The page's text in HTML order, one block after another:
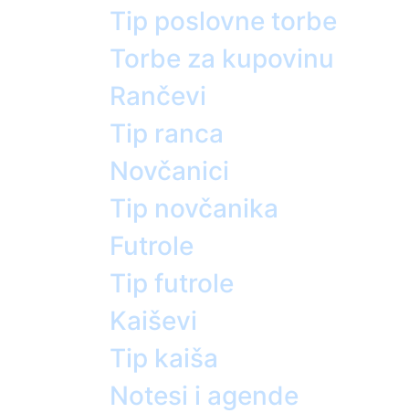
Tip poslovne torbe
Torbe za kupovinu
Rančevi
Tip ranca
Novčanici
Tip novčanika
Futrole
Tip futrole
Kaiševi
Tip kaiša
Notesi i agende